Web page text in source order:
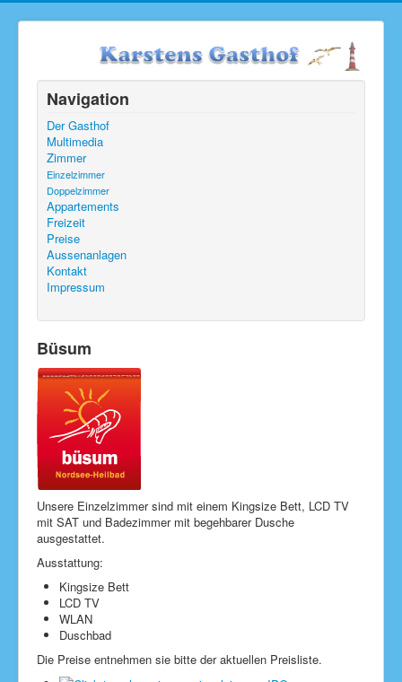
Navigation
Der Gasthof
Multimedia
Zimmer
Einzelzimmer
Doppelzimmer
Appartements
Freizeit
Preise
Aussenanlagen
Kontakt
Impressum
Büsum
Unsere Einzelzimmer sind mit einem Kingsize Bett, LCD TV
mit SAT und Badezimmer mit begehbarer Dusche
ausgestattet.
Ausstattung:
Kingsize Bett
LCD TV
WLAN
Duschbad
Die Preise entnehmen sie bitte der aktuellen Preisliste.